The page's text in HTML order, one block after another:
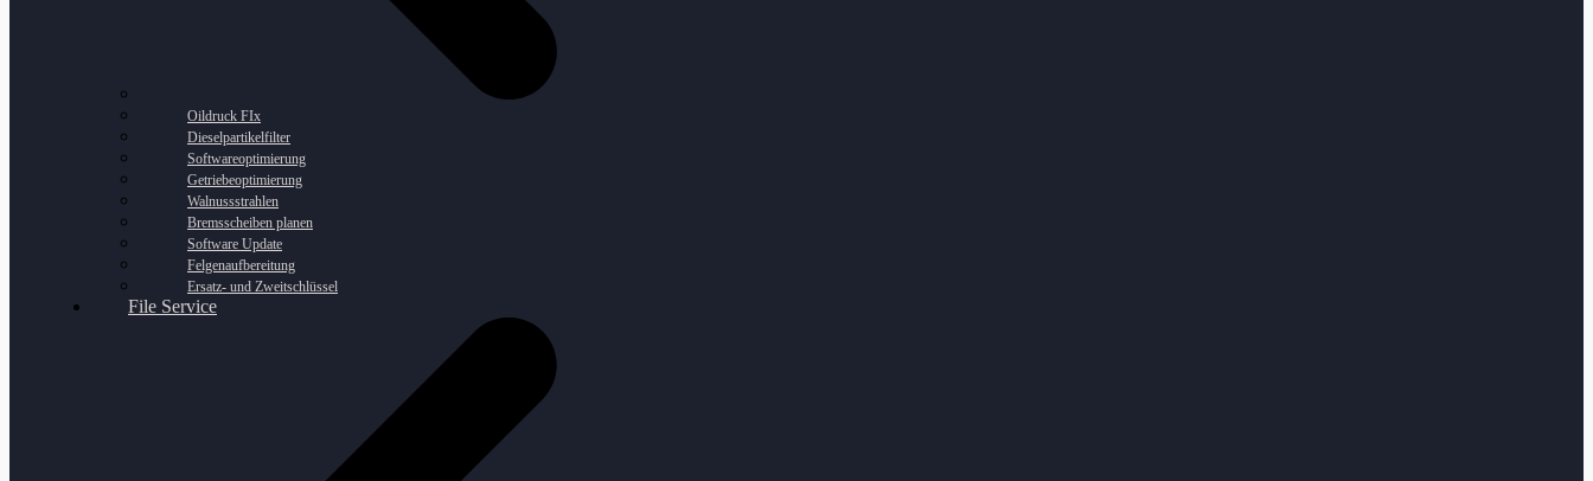
Oildruck FIx
Dieselpartikelfilter
Softwareoptimierung
Getriebeoptimierung
Walnussstrahlen
Bremsscheiben planen
Software Update
Felgenaufbereitung
Ersatz- und Zweitschlüssel
File Service